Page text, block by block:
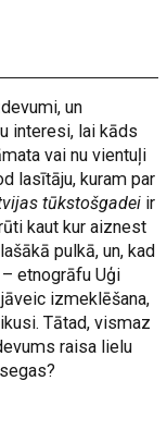
un
interesi, lai kāds
vai nu vientuļi
lasītāju, kuram par
tūkstošgadei ir
kaut kur aiznest
pulkā, un, kad
etnogrāfu Uģi
izmeklēšana,
Tātad, vismaz
raisa lielu